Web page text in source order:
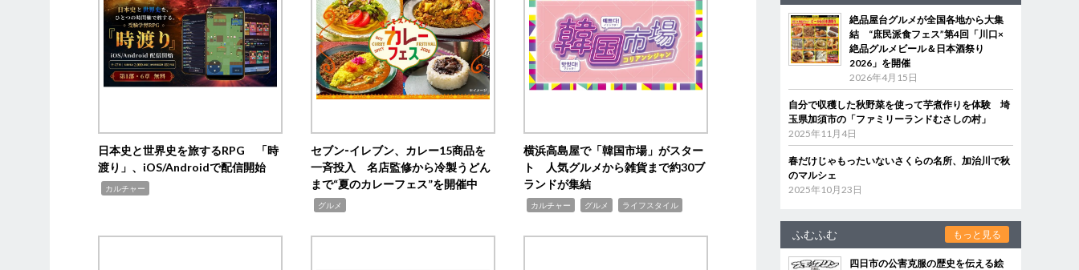
日本史と世界史を旅するRPG 「時
渡り」、iOS/Androidで配信開始
カルチャー
セブン‐イレブン、カレー15商品を
一斉投入 名店監修から冷製うどん
まで“夏のカレーフェス”を開催中
グルメ
横浜高島屋で「韓国市場」がスター
ト 人気グルメから雑貨まで約30ブ
ランドが集結
カルチャー グルメ ライフスタイル
絶品屋台グルメが全国各地から大集
結 “庶民派食フェス”第4回「川口×
絶品グルメビール＆日本酒祭り
2026」を開催
2026年4月15日
自分で収穫した秋野菜を使って芋煮作りを体験 埼
玉県加須市の「ファミリーランドむさしの村」
2025年11月4日
春だけじゃもったいないさくらの名所、加治川で秋
のマルシェ
2025年10月23日
ふむふむ もっと見る
四日市の公害克服の歴史を伝える絵